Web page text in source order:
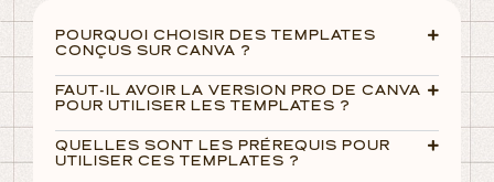
POURQUOI CHOISIR DES TEMPLATES
CONÇUS SUR CANVA ?
FAUT-IL AVOIR LA VERSION PRO DE CANVA
POUR UTILISER LES TEMPLATES ?
QUELLES SONT LES PRÉREQUIS POUR
UTILISER CES TEMPLATES ?